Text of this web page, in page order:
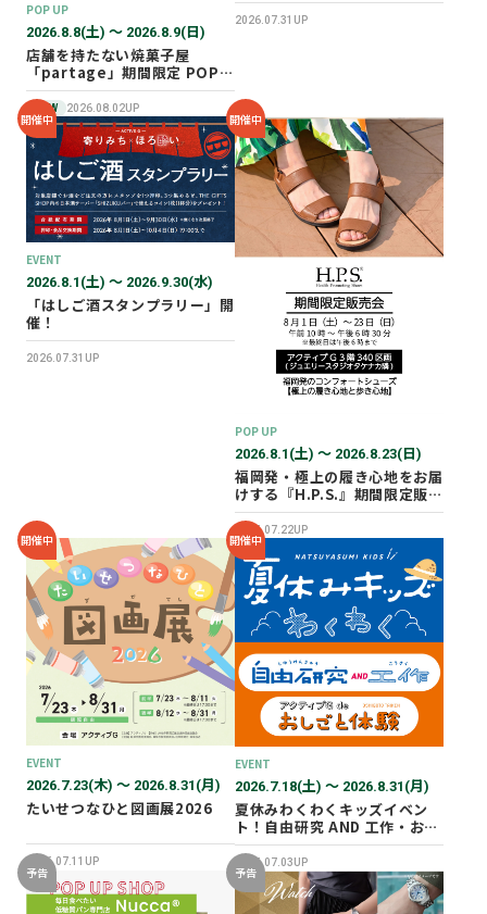
POP UP
2026.8.8(土) 〜 2026.8.9(日)
店舗を持たない焼菓子屋
「partage」期間限定 POP
UP SHOP オープン！
NEW 2026.08.02UP
2026.07.31UP
開催中
EVENT
2026.8.1(土) 〜 2026.9.30(水)
「はしご酒スタンプラリー」開
催！
2026.07.31UP
開催中
POP UP
2026.8.1(土) 〜 2026.8.23(日)
福岡発・極上の履き心地をお届
けする『H.P.S.』期間限定販売
会を開催✨
2026.07.22UP
開催中
EVENT
2026.7.23(木) 〜 2026.8.31(月)
たいせつなひと図画展2026
2026.07.11UP
開催中
EVENT
2026.7.18(土) 〜 2026.8.31(月)
夏休みわくわくキッズイベン
ト！自由研究 AND 工作・おし
ごと体験！
2026.07.03UP
予告 予告